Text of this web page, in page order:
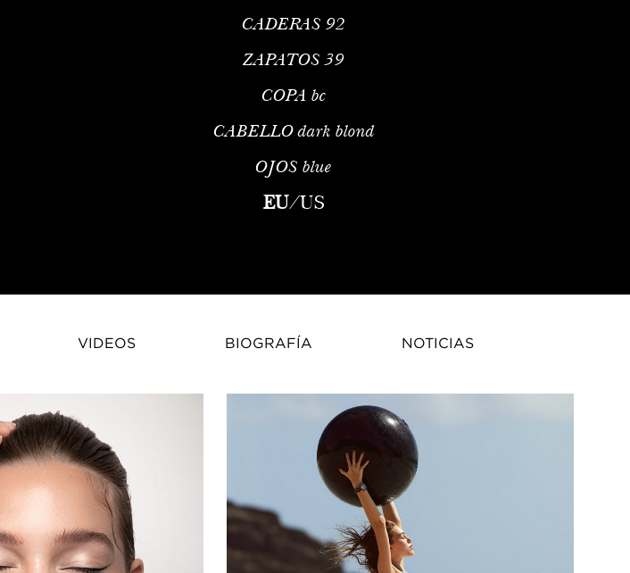
CADERAS 92
ZAPATOS39
COPA bc
CABELLO dark blond
OJOS blue
EU/US
Priscilla Mezzadri – French Fashion ModelPriscilla Mezzadri is a French fashion model
VIDEOS BIOGRAFÍA NOTICIAS